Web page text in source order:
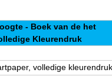
- Boek van de het
Kleurendruk
volledige kleurendruk